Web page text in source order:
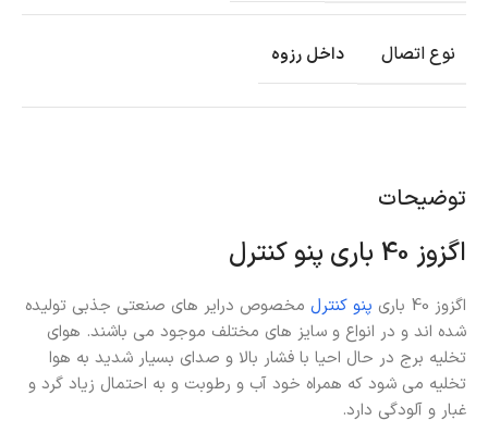
توضیحات
اگزوز 40 باری پنو کنترل
اگزوز 40 باری پنو کنترل مخصوص درایر های صنعتی جذبی تولیده
شده اند و در انواع و سایز های مختلف موجود می باشند. هوای
تخلیه برج در حال احیا با فشار بالا و صدای بسیار شدید به هوا
تخلیه می شود که همراه خود آب و رطوبت و به احتمال زیاد گرد و
غبار و آلودگی دارد.
نوع اتصال داخل رزوه